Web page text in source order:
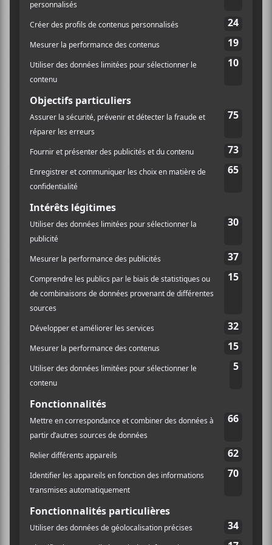
et de somptueux
arrangements de cordes, mais ce qui constitue la
principale attraction de cette sitedemo.cauction est
sans contredit la voix délicate, profonde et posée de
Miossec; le chanteur nous susurrant avec éloquence
ses ritournelles douces-amères. Si on y ajoute, une
réalisation totalement limpide qui donne
l’impression d’assister à une performance en direct du
trio, on se retrouve devant un superbe disque de
chanson française, rien de moins!
Lumineux, calme, d’une lucidité implacable face à lui-
même,Miossecprésente un disque intemporel,
mature et absolument brillant. Sur le ton de la
confidence, l’auteur, à l’aube de la cinquantaine, tente
de se réparer lui-même et porte un jugement juste sur
le déclin des sociétés occidentales, et ce, sans tomber
dans la démagogie ou encore dans un cynisme
exaspérant. Du début à la fin de ce disque, vous aurez
des frissons tant l’interprétation tout en retenue du
avec finesse ses états d’âme. Du bonbon tout
simplement! Musicalement, les arrangements sont
d’une pureté désarmante et lorsque surviennent les
quelques explosions musicales disposées
astucieusement tout au long de l’album, on devient
tétaniser face à ces moments sonores d’une
somptueuse beauté.